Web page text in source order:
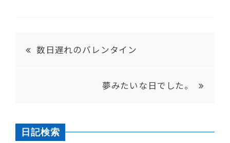
数日遅れのバレンタイン
夢みたいな日でした。
日記検索